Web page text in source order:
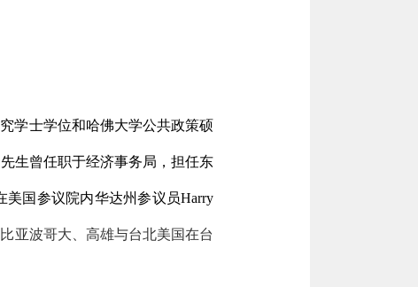
学士学位和哈佛大学公共政策硕
生曾任职于经济事务局，担任东
美国参议院内华达州参议员Harry
比亚波哥大、高雄与台北美国在台